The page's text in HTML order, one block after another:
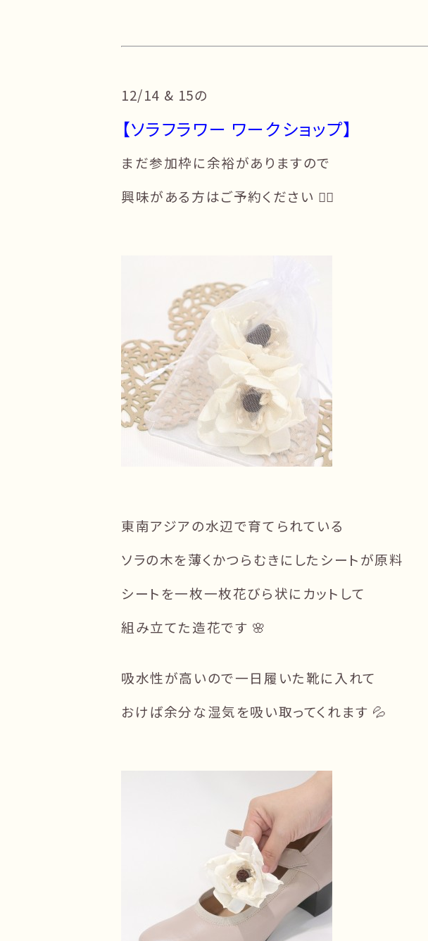
12/14 & 15の
【ソラフラワー ワークショップ】
まだ参加枠に余裕がありますので
興味がある方はご予約ください 🙇‍♂️
東南アジアの水辺で育てられている
ソラの木を薄くかつらむきにしたシートが原料
シートを一枚一枚花びら状にカットして
組み立てた造花です 🌸
吸水性が高いので一日履いた靴に入れて
おけば余分な湿気を吸い取ってくれます 💦